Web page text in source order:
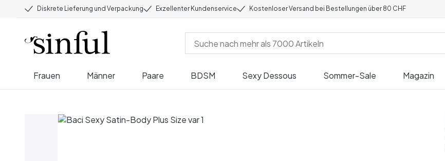
Diskrete Lieferung und Verpackung Exzellenter Kundenservice Kostenloser Versand bei Bestellungen über 80 CHF
Frauen Männer Paare BDSM Sexy Dessous Sommer-Sale Magazin